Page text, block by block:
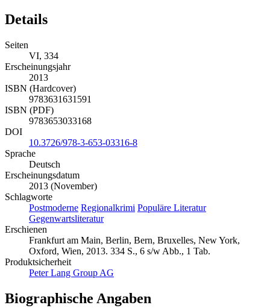
Details
Seiten
VI, 334
Erscheinungsjahr
2013
ISBN (Hardcover)
9783631631591
ISBN (PDF)
9783653033168
DOI
10.3726/978-3-653-03316-8
Sprache
Deutsch
Erscheinungsdatum
2013 (November)
Schlagworte
Postmoderne Regionalkrimi Populäre Literatur
Gegenwartsliteratur
Erschienen
Frankfurt am Main, Berlin, Bern, Bruxelles, New York,
Oxford, Wien, 2013. 334 S., 6 s/w Abb., 1 Tab.
Produktsicherheit
Peter Lang Group AG
Biographische Angaben